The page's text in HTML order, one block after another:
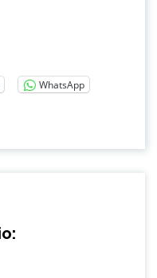
WhatsApp